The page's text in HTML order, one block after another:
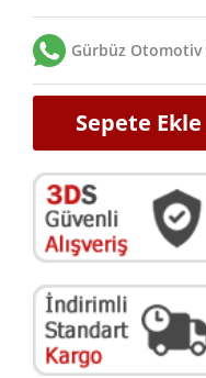
Gürbüz Otomotiv
Sepete Ekle